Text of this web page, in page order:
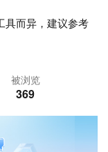
具而异，建议参考
被浏览
369